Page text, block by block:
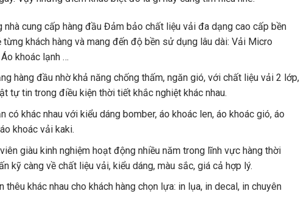
cung cấp hàng đầu Đảm bảo chất liệu vải đa dạng cao cấp bền
khách hàng và mang đến độ bền sử dụng lâu dài: Vải Micro
khoác lạnh …
hàng đầu nhờ khả năng chống thấm, ngăn gió, với chất liệu vải 2 lớp,
tự tin trong điều kiện thời tiết khắc nghiệt khác nhau.
khác nhau với kiểu dáng bomber, áo khoác len, áo khoác gió, áo
khoác vải kaki.
giàu kinh nghiệm hoạt động nhiều năm trong lĩnh vực hàng thời
kỹ càng về chất liệu vải, kiểu dáng, màu sắc, giá cả hợp lý.
khác nhau cho khách hàng chọn lựa: in lụa, in decal, in chuyên